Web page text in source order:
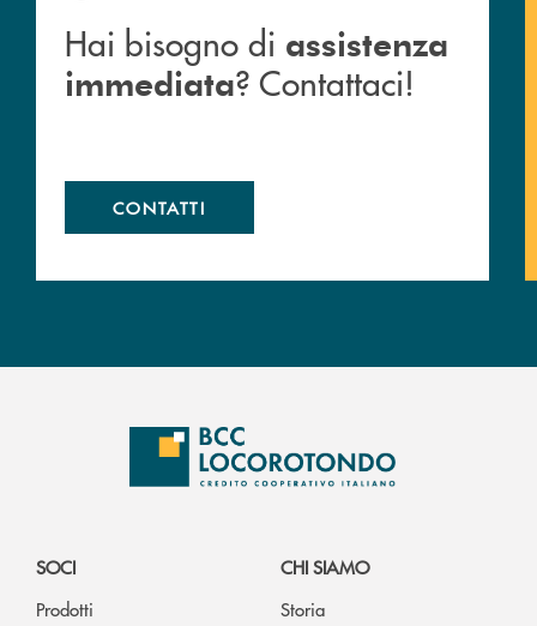
Hai bisogno di assistenza
immediata? Contattaci!
CONTATTI
SOCI
Prodotti
CHI SIAMO
Storia